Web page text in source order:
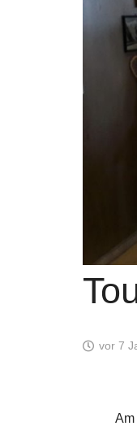
vor 7
Am